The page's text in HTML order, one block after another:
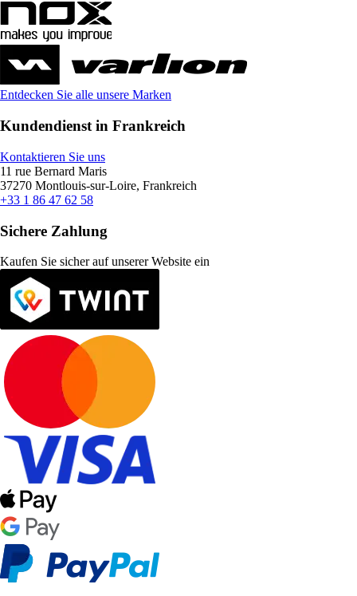
Entdecken Sie alle unsere Marken
Kundendienst in Frankreich
Kontaktieren Sie uns
11 rue Bernard Maris
37270 Montlouis-sur-Loire, Frankreich
+33 1 86 47 62 58
Sichere Zahlung
Kaufen Sie sicher auf unserer Website ein